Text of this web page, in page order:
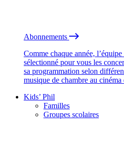
Abonnements
Comme chaque année,
sélectionné pour vous les
sa programmation selon
musique de chambre au
Kids’ Phil
Familles
Groupes scolaires